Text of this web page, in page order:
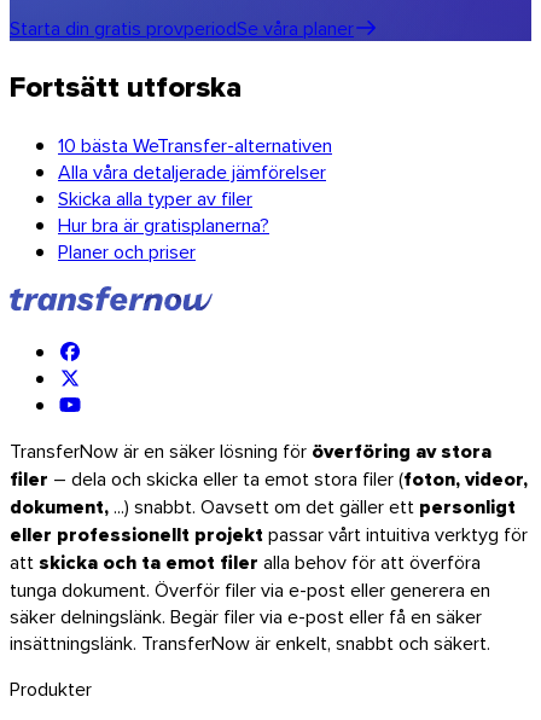
Starta din gratis provperiodSe våra planer
Fortsätt utforska
10 bästa WeTransfer-alternativen
Alla våra detaljerade jämförelser
Skicka alla typer av filer
Hur bra är gratisplanerna?
Planer och priser
TransferNow är en säker lösning för överföring av stora
filer – dela och skicka eller ta emot stora filer (foton, videor,
dokument,...) snabbt. Oavsett om det gäller ett personligt
eller professionellt projektpassar vårt intuitiva verktyg för
att skicka och ta emot filer alla behov för att överföra
tunga dokument. Överför filer via e-post eller generera en
säker delningslänk. Begär filer via e-post eller få en säker
insättningslänk. TransferNow är enkelt, snabbt och säkert.
Produkter